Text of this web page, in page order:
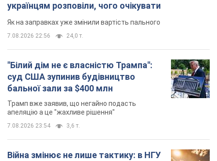
українцям розповіли, чого очікувати
Як на заправках уже змінили вартість пального
7.08.2026 22:56 24,0 т.
"Білий дім не є власністю Трампа":
суд США зупинив будівництво
бальної зали за $400 млн
Трамп вже заявив, що негайно подасть
апеляцію а це "жахливе рішення"
7.08.2026 23:54 3,6 т.
Війна змінює не лише тактику: в НГУ